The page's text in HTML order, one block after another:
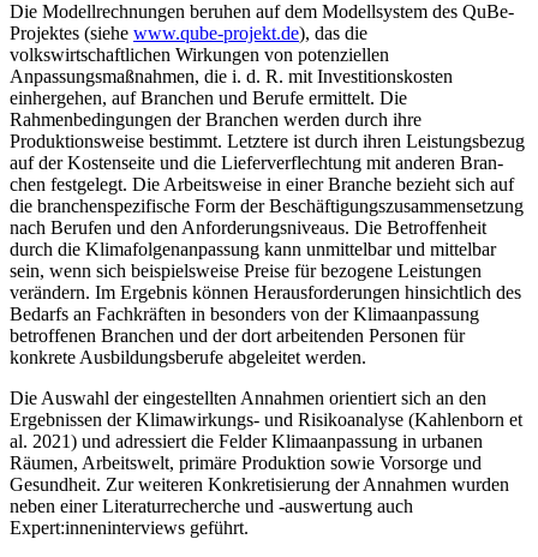
Die Modellrechnungen beruhen auf dem Modellsystem des QuBe-
Projektes (siehe www.qube-projekt.de), das die
volkswirtschaftlichen Wirkungen von potenziellen
Anpassungsmaßnah­men, die i. d. R. mit Investitionskosten
einhergehen, auf Branchen und Berufe ermittelt. Die
Rahmenbedingungen der Branchen werden durch ihre
Produktionsweise bestimmt. Letztere ist durch ihren Leistungsbezug
auf der Kostenseite und die Lieferverflechtung mit anderen Bran­
chen festgelegt. Die Arbeitsweise in einer Branche bezieht sich auf
die branchenspezifische Form der Beschäftigungszusammensetzung
nach Berufen und den Anforderungsniveaus. Die Betroffenheit
durch die Klimafolgenanpassung kann unmittelbar und mittelbar
sein, wenn sich beispielsweise Preise für bezogene Leistungen
verändern. Im Ergebnis können Herausforde­rungen hinsichtlich des
Bedarfs an Fachkräften in besonders von der Klimaanpassung
betroffe­nen Branchen und der dort arbeitenden Personen für
konkrete Ausbildungsberufe abgeleitet werden.
Die Auswahl der eingestellten Annahmen orientiert sich an den
Ergebnissen der Klimawir­kungs- und Risikoanalyse (Kahlenborn et
al. 2021) und adressiert die Felder Klimaanpassung in urbanen
Räumen, Arbeitswelt, primäre Produktion sowie Vorsorge und
Gesundheit. Zur wei­teren Konkretisierung der Annahmen wurden
neben einer Literaturrecherche und -auswertung auch
Expert:inneninterviews geführt.